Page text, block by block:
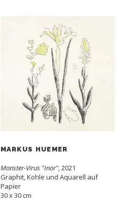
MARKUS HUEMER
Monster-Virus "Inor", 2021
Graphit, Kohle und Aquarell auf
Papier
30 x 30 cm